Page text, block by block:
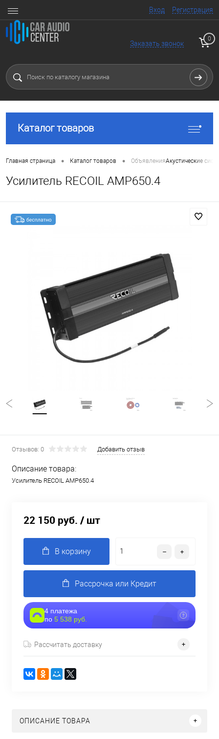
Вход Регистрация
Заказать звонок
0
Каталог товаров
Главная страница • Каталог товаров • ОбъявленияАкустические
Усилитель RECOIL AMP650.4
Отзывов: 0 Добавить отзыв
Описание товара:
Усилитель RECOIL AMP650.4
22 150 руб. / шт
В корзину
Рассрочка или Кредит
4 платежа
по 5 538 руб.
Рассчитать доставку
ОПИСАНИЕ ТОВАРА